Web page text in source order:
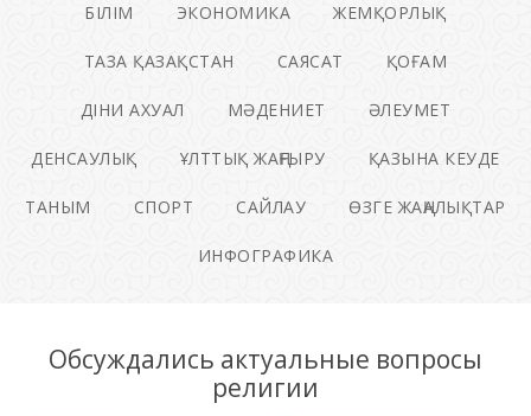
БІЛІМ ЭКОНОМИКА ЖЕМҚОРЛЫҚ
ТАЗА ҚАЗАҚСТАН САЯСАТ ҚОҒАМ
ДІНИ АХУАЛ МӘДЕНИЕТ ӘЛЕУМЕТ
ДЕНСАУЛЫҚ ҰЛТТЫҚ ЖАҢҒЫРУ ҚАЗЫНА КЕУДЕ
ТАНЫМ СПОРТ САЙЛАУ ӨЗГЕ ЖАҢАЛЫҚТАР
ИНФОГРАФИКА
Обсуждались актуальные вопросы
религии